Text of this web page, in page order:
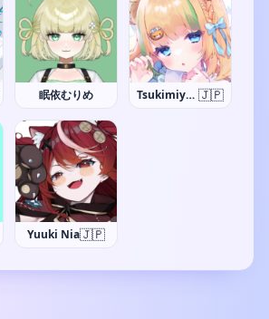
眠依むりめ Tsukimiya Quu 🇯🇵
Yuuki Nia🇯🇵